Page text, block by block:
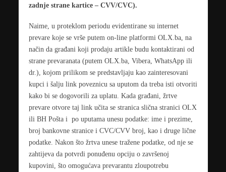
zadnje strane kartice – CVV/CVC).
Naime, u proteklom periodu evidentirane su internet
prevare koje se vrše putem on-line platformi OLX.ba, na
način da građani koji prodaju artikle budu kontaktirani od
strane prevaranata (putem OLX.ba, Vibera, WhatsApp ili
dr.), kojom prilikom se predstavljaju kao zainteresovani
kupci i šalju link poveznicu sa uputom da treba isti otvoriti
kako bi se dogovorili za uplatu. Kada građani, žrtve
prevare otvore taj link učita se stranica slična stranici OLX
ili BH Pošta i po uputama unesu podatke: ime i prezime,
broj bankovne stranice i CVC/CVV broj, kao i druge lične
podatke. Nakon što žrtva unese tražene podatke, od nje se
zahtijeva da potvrdi ponuđenu opciju o završenoj
kupovini, što omogućava prevarantu zloupotrebu